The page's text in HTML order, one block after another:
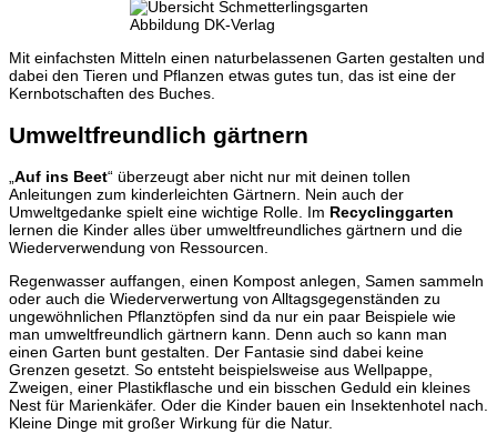
Abbildung DK-Verlag
Mit einfachsten Mitteln einen naturbelassenen Garten gestalten und
dabei den Tieren und Pflanzen etwas gutes tun, das ist eine der
Kernbotschaften des Buches.
Umweltfreundlich gärtnern
„Auf ins Beet“ überzeugt aber nicht nur mit deinen tollen
Anleitungen zum kinderleichten Gärtnern. Nein auch der
Umweltgedanke spielt eine wichtige Rolle. Im Recyclinggarten
lernen die Kinder alles über umweltfreundliches gärtnern und die
Wiederverwendung von Ressourcen.
Regenwasser auffangen, einen Kompost anlegen, Samen sammeln
oder auch die Wiederverwertung von Alltagsgegenständen zu
ungewöhnlichen Pflanztöpfen sind da nur ein paar Beispiele wie
man umweltfreundlich gärtnern kann. Denn auch so kann man
einen Garten bunt gestalten. Der Fantasie sind dabei keine
Grenzen gesetzt. So entsteht beispielsweise aus Wellpappe,
Zweigen, einer Plastikflasche und ein bisschen Geduld ein kleines
Nest für Marienkäfer. Oder die Kinder bauen ein Insektenhotel nach.
Kleine Dinge mit großer Wirkung für die Natur.